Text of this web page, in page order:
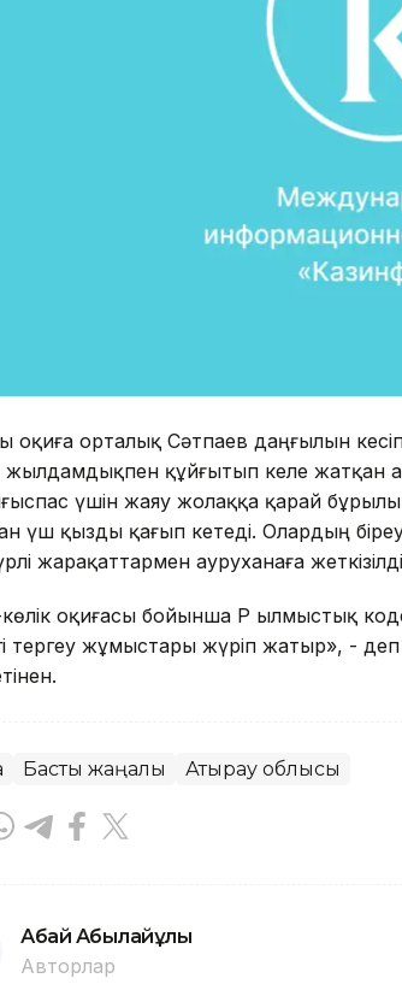
оқиға орталық Сәтпаев даңғылын
құйғытып келе жатқан
үшін жаяу жолаққа қарай
үш қызды қағып кетеді. Олардың
жарақаттармен ауруханаға
оқиғасы бойынша ҚР Қылмыстық
тергеу жұмыстары жүріп жатыр», -
Басты жаңалық Атырау облысы
Абай Абылайұлы
Авторлар